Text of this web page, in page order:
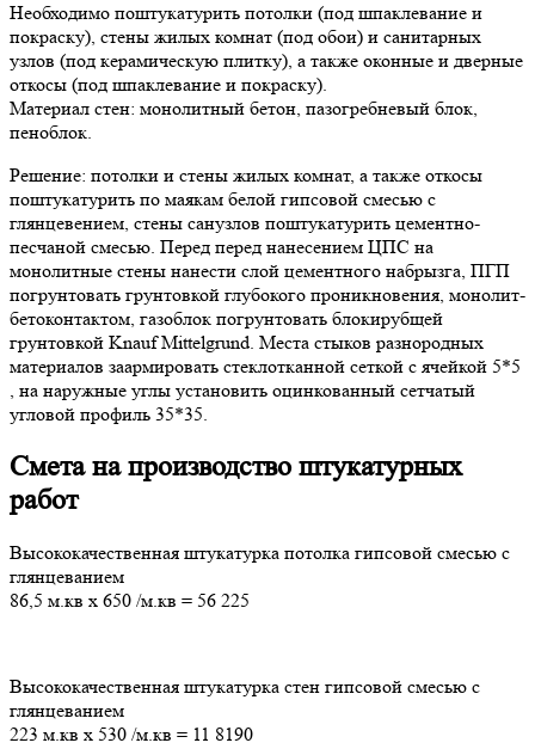
Необходимо поштукатурить потолки (под шпаклевание и
покраску), стены жилых комнат (под обои) и санитарных
узлов (под керамическую плитку), а также оконные и дверные
откосы (под шпаклевание и покраску).
Материал стен: монолитный бетон, пазогребневый блок,
пеноблок.
Решение: потолки и стены жилых комнат, а также откосы
поштукатурить по маякам белой гипсовой смесью с
глянцевением, стены санузлов поштукатурить цементно-
песчаной смесью. Перед перед нанесением ЦПС на
монолитные стены нанести слой цементного набрызга, ПГП
погрунтовать грунтовкой глубокого проникновения, монолит-
бетоконтактом, газоблок погрунтовать блокирубщей
грунтовкой Knauf Mittelgrund. Места стыков разнородных
материалов заармировать стеклотканной сеткой с ячейкой 5*5
, на наружные углы установить оцинкованный сетчатый
угловой профиль 35*35.
Смета на производство штукатурных
работ
Высококачественная штукатурка потолка гипсовой смесью с
глянцеванием
86,5 м.кв х 650 /м.кв = 56 225
Высококачественная штукатурка стен гипсовой смесью с
глянцеванием
223 м.кв х 530 /м.кв = 11 8190